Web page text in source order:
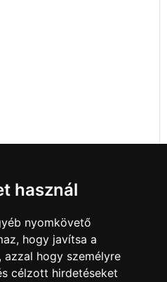
használ
nyomkövető
hogy javítsa a
azzal hogy személyre
célzott hirdetéseket